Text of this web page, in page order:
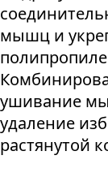
мышц и
ушивание
удаление
растянутой